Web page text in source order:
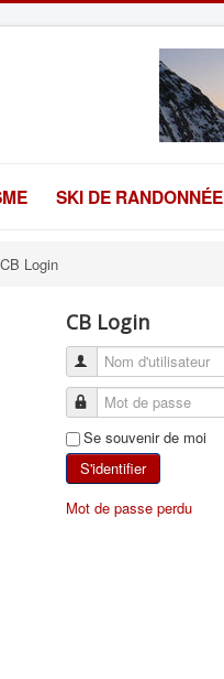
SKI DE RANDONNÉE
CB Login
CB Login
Se souvenir de moi
S'identifier
Mot de passe perdu